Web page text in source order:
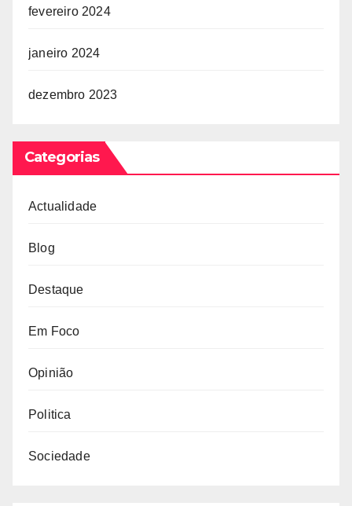
fevereiro 2024
janeiro 2024
dezembro 2023
Categorias
Actualidade
Blog
Destaque
Em Foco
Opinião
Politica
Sociedade